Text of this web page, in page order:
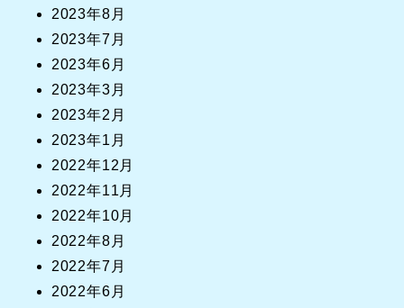
2023年8月
2023年7月
2023年6月
2023年3月
2023年2月
2023年1月
2022年12月
2022年11月
2022年10月
2022年8月
2022年7月
2022年6月